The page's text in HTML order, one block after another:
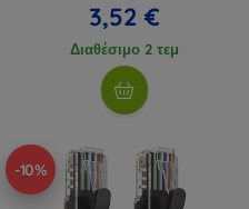
3,52 €
Διαθέσιμο 2 τεμ
-10%